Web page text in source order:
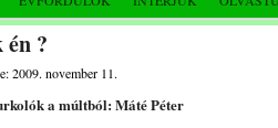
?
2009. november 11.
a múltból: Máté Péter